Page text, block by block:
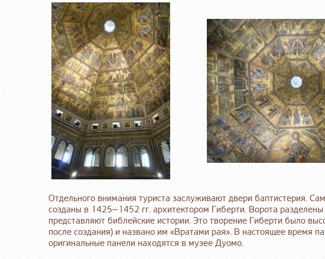
Отдельного внимания туриста заслуживают двери баптистерия.
созданы в 1425—1452 гг. архитектором Гиберти. Ворота
представляют библейские истории. Это творение Гиберти было
после создания) и названо им «Вратами рая». В настоящее время
оригинальные панели находятся в музее Дуомо.